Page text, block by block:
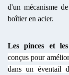
d'un mécanisme
boîtier en acier.
Les pinces et
conçus pour
dans un éventail